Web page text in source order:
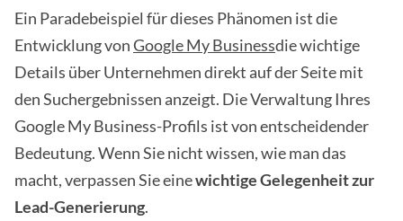
Ein Paradebeispiel für dieses Phänomen ist die
Entwicklung vonGoogle My Businessdie wichtige
Details über Unternehmen direkt auf der Seite mit
den Suchergebnissen anzeigt. Die Verwaltung Ihres
Google My Business-Profils ist von entscheidender
Bedeutung. Wenn Sie nicht wissen, wie man das
macht, verpassen Sie einewichtige Gelegenheit zur
Lead-Generierung.